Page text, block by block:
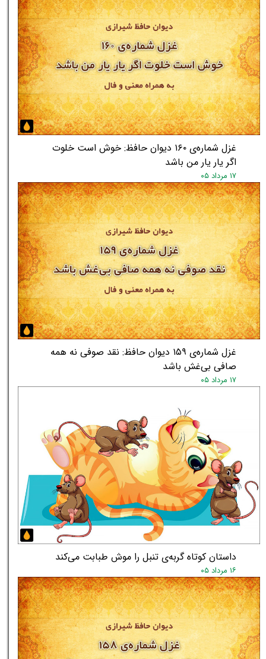
★★
غزل شماره‌ی ۱۶۰ دیوان حافظ: خوش است خلوت
اگر یار یار من باشد
۱۷ مرداد ۰۵
غزل شماره‌ی ۱۵۹ دیوان حافظ: نقد صوفی نه همه
صافی بی‌غش باشد
۱۷ مرداد ۰۵
داستان کوتاه گربه‌ی تنبل را موش طبابت می‌کند
۱۶ مرداد ۰۵